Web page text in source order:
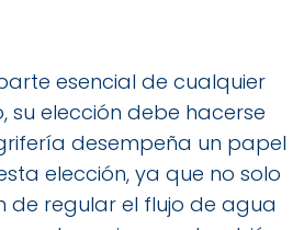
esencial de cualquier
su elección debe hacerse
desempeña un papel
elección, ya que no solo
de regular el flujo de agua